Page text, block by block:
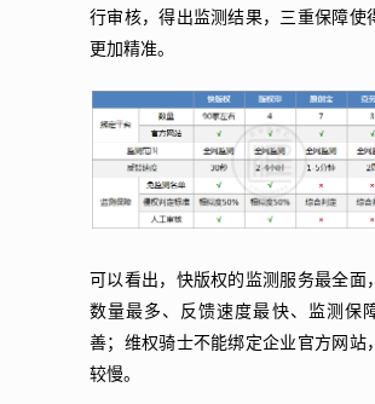
行审核，得出监测结果，三重保障使
更加精准。
可以看出，快版权的监测服务最全面
数量最多、反馈速度最快、监测保
善；维权骑士不能绑定企业官方网站
较慢。